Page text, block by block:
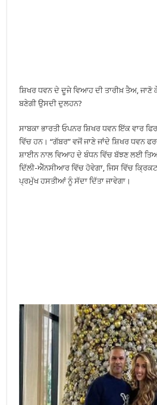
ਸ਼ਿਖਰ ਧਵਨ ਦੇ ਦੂਜੇ ਵਿਆਹ ਦੀ ਤਾਰੀਖ਼ ਤੈਅ, ਜਾਣੋ
ਬਣੇਗੀ ਉਸਦੀ ਦੁਲਹਨ?
ਸਾਬਕਾ ਭਾਰਤੀ ਓਪਨਰ ਸ਼ਿਖਰ ਧਵਨ ਇੱਕ ਵਾਰ
ਵਿੱਚ ਹਨ। “ਗੱਬਰ” ਵਜੋਂ ਜਾਣੇ ਜਾਂਦੇ ਸ਼ਿਖਰ ਧਵਨ
ਸ਼ਾਈਨ ਨਾਲ ਵਿਆਹ ਦੇ ਬੰਧਨ ਵਿੱਚ ਬੱਝਣ ਲਈ
ਦਿੱਲੀ-ਐੱਨਸੀਆਰ ਵਿੱਚ ਹੋਵੇਗਾ, ਜਿਸ ਵਿੱਚ
ਪ੍ਰਮੁੱਖ ਹਸਤੀਆਂ ਨੂੰ ਸੱਦਾ ਦਿੱਤਾ ਜਾਵੇਗਾ।